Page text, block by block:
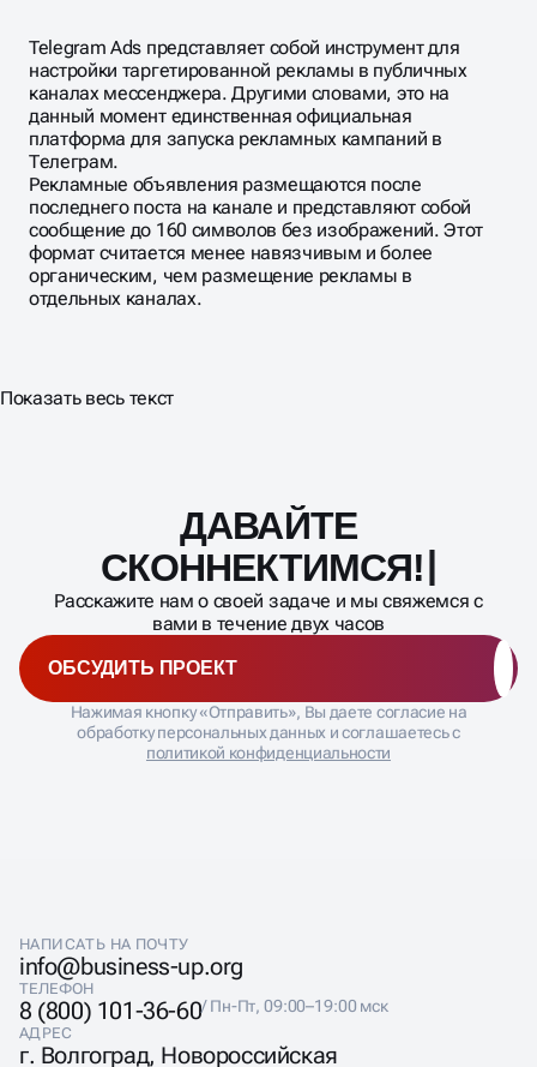
Telegram Ads представляет собой инструмент для
настройки таргетированной рекламы в публичных
каналах мессенджера. Другими словами, это на
данный момент единственная официальная
платформа для запуска рекламных кампаний в
Телеграм.
Рекламные объявления размещаются после
последнего поста на канале и представляют собой
сообщение до 160 символов без изображений. Этот
формат считается менее навязчивым и более
органическим, чем размещение рекламы в
отдельных каналах.
Показать весь текст
Масштабирование
процесса
ДАВАЙТЕ
СКОННЕКТИМСЯ!
Расскажите нам о своей задаче и мы свяжемся с
вами в течение двух часов
ОБСУДИТЬ ПРОЕКТ
Нажимая кнопку «Отправить», Вы даете согласие на
обработку персональных данных и соглашаетесь с
политикой конфиденциальности
НАПИСАТЬ НА ПОЧТУ
info@business-up.org
ТЕЛЕФОН
8 (800) 101-36-60/ Пн-Пт, 09:00–19:00 мск
АДРЕС
г. Волгоград, Новороссийская